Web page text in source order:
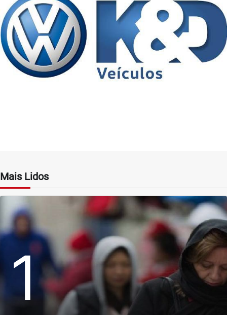
Mais Lidos
1